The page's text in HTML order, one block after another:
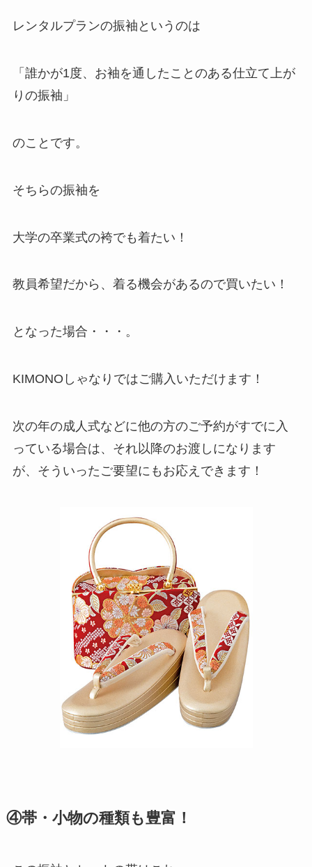
レンタルプランの振袖というのは
「誰かが1度、お袖を通したことのある仕立て上が
りの振袖」
のことです。
そちらの振袖を
大学の卒業式の袴でも着たい！
教員希望だから、着る機会があるので買いたい！
となった場合・・・。
KIMONOしゃなりではご購入いただけます！
次の年の成人式などに他の方のご予約がすでに入
っている場合は、それ以降のお渡しになります
が、そういったご要望にもお応えできます！
④帯・小物の種類も豊富！